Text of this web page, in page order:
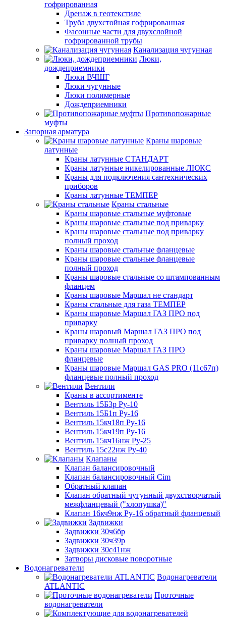
гофрированная
Дренаж в геотекстиле
Труба двухстойная гофрированная
Фасонные части для двухслойной
гофрированной трубы
Канализация чугунная
Люки,
дождеприемники
Люки ВЧШГ
Люки чугунные
Люки полимерные
Дождеприемники
Противопожарные
муфты
Запорная арматура
Краны шаровые
латунные
Краны латунные СТАНДАРТ
Краны латунные никелированные ЛЮКС
Краны для подключения сантехнических
приборов
Краны латунные ТЕМПЕР
Краны стальные
Краны шаровые стальные муфтовые
Краны шаровые стальные под приварку
Краны шаровые стальные под приварку
полный проход
Краны шаровые стальные фланцевые
Краны шаровые стальные фланцевые
полный проход
Краны шаровые стальные со штампованным
фланцем
Краны шаровые Маршал не стандарт
Краны стальные для газа ТЕМПЕР
Краны шаровые Маршал ГАЗ ПРО под
приварку
Краны шаровый Маршал ГАЗ ПРО под
приварку полный проход
Краны шаровые Маршал ГАЗ ПРО
фланцевые
Краны шаровые Маршал GAS PRO (11с67п)
фланцевые полный проход
Вентили
Краны в ассортименте
Вентиль 15Б3р Ру-10
Вентиль 15Б1п Ру-16
Вентиль 15кч18п Ру-16
Вентиль 15кч19п Ру-16
Вентиль 15кч16нж Ру-25
Вентиль 15с22нж Ру-40
Клапаны
Клапан балансировочный
Клапан балансировочный Cim
Обратный клапан
Клапан обратный чугунный двухстворчатый
межфланцевый ("хлопушка)"
Клапан 16кч9нж Ру-16 обратный фланцевый
Задвижки
Задвижки 30ч6бр
Задвижки 30ч39р
Задвижки 30с41нж
Затворы дисковые поворотные
Водонагреватели
Водонагреватели
ATLANTIC
Проточные
водонагреватели